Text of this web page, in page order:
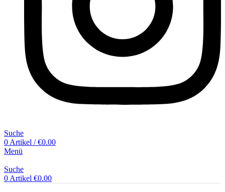
Suche
0 Artikel / €0.00
Menü
Suche
0 Artikel €0.00